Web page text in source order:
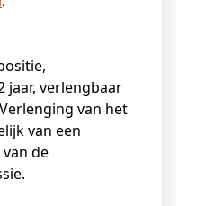
jaar, verlengbaar
van het
van een
de